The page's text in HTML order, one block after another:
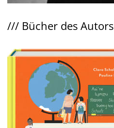
/// Bücher des Autors